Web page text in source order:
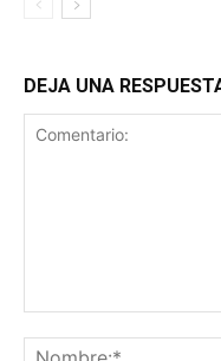
DEJA UNA